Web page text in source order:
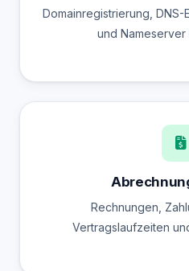
Domainregistrierung,
und
Rechnungen,
Vertragslaufzeiten